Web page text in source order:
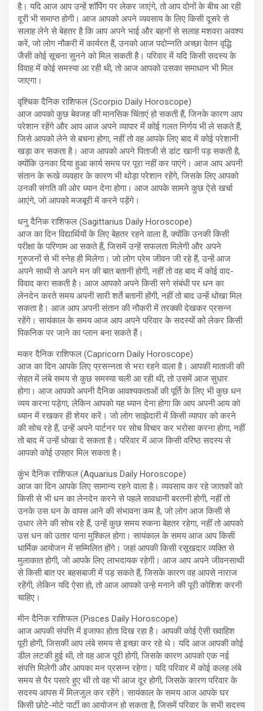
है। यदि आज आप उन्हें शॉपिंग पर लेकर जाएंगे, तो आप दोनों के बीच आ रही
दूरी भी समाप्त होगी। आज आपको अपने व्यवसाय के लिए किसी दूसरे से
सलाह लेने से बेहतर है कि आप अपने भाई और बहनों से सलाह मशवरा अवश्य
करें, जो लोग नौकरी में कार्यरत हैं, उनको आज पदोन्नति अच्छा वेतन वृद्धि
जैसी कोई सूचना सुनने को मिल सकती है। परिवार में यदि किसी सदस्य के
विवाह में कोई समस्या आ रही थी, तो आज आपको उसका समाधान भी मिल
जाएगा।
वृश्चिक दैनिक राशिफल (Scorpio Daily Horoscope)
आज आपको कुछ बेवजह की मानसिक चिंताएं हो सकती हैं, जिनके कारण आप
परेशान रहेंगे और आप आज अपने व्यापार में कोई गलत निर्णय भी ले सकते हैं,
जिसे आपको लेने से बचना होगा, नहीं तो वह आपके लिए बाद में कोई परेशानी
खड़ा कर सकता है। आज आपको अपने पिताजी से डांट खानी पड़ सकती है,
क्योंकि उनका दिया हुआ कार्य समय पर पूरा नहीं कर पाएंगे। आज आप अपनी
संतान के रूखे व्यवहार के कारण भी थोड़ा परेशान रहेंगे, जिसके लिए आपको
उनकी संगति की ओर ध्यान देना होगा। आज आपके सामने कुछ ऐसे खर्चा
आएंगे, जो आपको मजबूरी में करने पड़ेंगे।
धनु दैनिक राशिफल (Sagittarius Daily Horoscope)
आज का दिन विद्यार्थियों के लिए बेहतर रहने वाला है, क्योंकि उनकी किसी
परीक्षा के परिणाम आ सकते हैं, जिसमें उन्हें सफलता मिलेगी और अपने
गुरुजनों से भी स्नेह ही मिलेगा। जो लोग प्रेम जीवन जी रहे हैं, उन्हें आज
अपने साथी से अपने मन की बात बतानी होगी, नहीं तो वह बाद में कोई वाद-
विवाद करा सकती है। आज आपको अपने किसी सगे संबंधी पर धन का
लेनदेन करते समय अपनी सारी शर्ते बतानी होंगी, नहीं तो बाद उन्हें धोखा मिल
सकता है। आज आप अपनी संतान की नौकरी में तरक्की देखकर प्रसन्न
रहेंगे। सायंकाल के समय आज आप अपने परिवार के सदस्यों को लेकर किसी
पिकनिक पर जाने का प्लान बना सकते हैं।
मकर दैनिक राशिफल (Capricorn Daily Horoscope)
आज का दिन आपके लिए प्रसन्नता से भरा रहने वाला है। आपकी माताजी की
सेहत में लंबे समय से कुछ समस्या चली आ रही थी, तो उसमें आज सुधार
होगा। आज आपको अपनी दैनिक आवश्यकताओं की पूर्ति के लिए भी कुछ धन
व्यय करना पड़ेगा, लेकिन आपको यह ध्यान देना होगा कि आप अपनी आय को
ध्यान में रखकर ही शेयर करें। जो लोग साझेदारी में किसी व्यापार को करने
की सोच रहे हैं, उन्हें अपने पार्टनर पर सोच विचार कर भरोसा करना होगा, नहीं
तो बाद में उन्हें धोखा दे सकता है। परिवार में आज किसी वरिष्ठ सदस्य से
आपको कोई उपहार मिल सकता है।
कुंभ दैनिक राशिफल (Aquarius Daily Horoscope)
आज का दिन आपके लिए सामान्य रहने वाला है। व्यवसाय कर रहे जातकों को
किसी से भी धन का लेनदेन करने से पहले सावधानी बरतनी होगी, नहीं तो
उनके उस धन के वापस आने की संभावना कम है, जो लोग आज किसी से
उधार लेने की सोच रहे हैं, उन्हें कुछ समय रुकना बेहतर रहेगा, नहीं तो आपको
उस धन को उतार पाना मुश्किल होगा। सायंकाल के समय आज आप किसी
धार्मिक आयोजन में सम्मिलित होंगे। जहां आपकी किसी रसूखदार व्यक्ति से
मुलाकात होगी, जो आपके लिए लाभदायक रहेगी। आज आप अपने जीवनसाथी
से किसी बात पर बहसबाजी में पड़ सकते हैं, जिसके कारण वह आपसे नाराज
रहेंगी, लेकिन यदि ऐसा हो, तो आज आपको उन्हे मनाने की पूरी कोशिश करनी
चाहिए।
मीन दैनिक राशिफल (Pisces Daily Horoscope)
आज आपकी संपत्ति में इजाफा होता दिख रहा है। आपकी कोई ऐसी ख्वाहिश
पूरी होगी, जिसकी आप लंबे समय से इच्छा कर रहे थे। यदि आज आपकी कोई
डील लटकी हुई थी, तो वह आज पूरी होगी, जिसके कारण आपको एक नई
संपत्ति मिलेगी और आपका मन प्रसन्न रहेगा। यदि परिवार में कोई कलह लंबे
समय से पैर पसारे हुए थी तो वह भी आज दूर होगी, जिसके कारण परिवार के
सदस्य आपस में मिलजुल कर रहेंगे। सायंकाल के समय आज आपके घर
किसी छोटे-मोटे पार्टी का आयोजन हो सकता है, जिसमें परिवार के सभी सदस्य